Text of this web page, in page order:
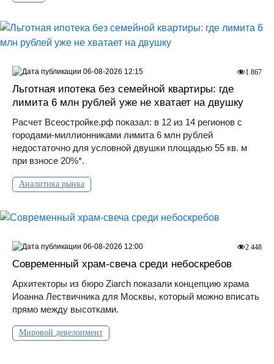
Льготная ипотека без семейной квартиры: где
лимита 6 млн рублей уже не хватает на двушку
Расчет Всеостройке.рф показал: в 12 из 14 регионов с
городами-миллионниками лимита 6 млн рублей
недостаточно для условной двушки площадью 55 кв. м
при взносе 20%*.
Аналитика рынка
1 867
06-08-2026 12:15
Современный храм-свеча среди небоскребов
Архитекторы из бюро Ziarch показали концепцию храма
Иоанна Лествичника для Москвы, который можно вписать
прямо между высотками.
Мировой девелопмент
2 448
06-08-2026 12:00